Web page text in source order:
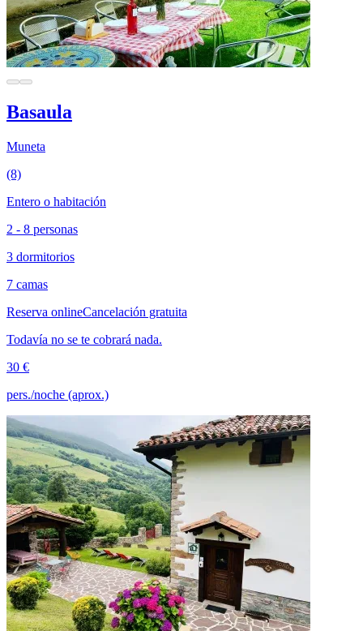
Basaula
Muneta
(8)
Entero o habitación
2 - 8 personas
3 dormitorios
7 camas
Reserva onlineCancelación gratuita
Todavía no se te cobrará nada.
30 €
pers./noche (aprox.)